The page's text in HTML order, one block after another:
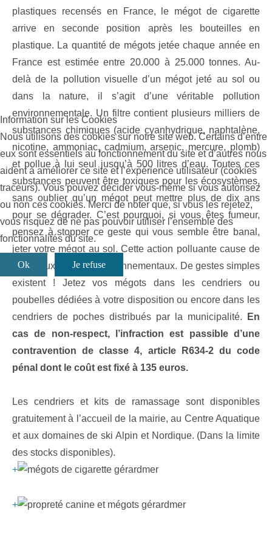
plastiques recensés en France, le mégot de cigarette
arrive en seconde position après les bouteilles en
plastique. La quantité de mégots jetée chaque année en
France est estimée entre 20.000 à 25.000 tonnes. Au-
delà de la pollution visuelle d’un mégot jeté au sol ou
dans la nature, il s’agit d’une véritable pollution
environnementale. Un filtre contient plusieurs milliers de
substances chimiques (acide cyanhydrique, naphtalène,
nicotine, ammoniac, cadmium, arsenic, mercure, plomb)
et pollue à lui seul jusqu’à 500 litres d’eau. Toutes ces
substances peuvent être toxiques pour les écosystèmes,
sans oublier qu’un mégot peut mettre plus de dix ans
pour se dégrader. C’est pourquoi, si vous êtes fumeur,
pensez à stopper ce geste qui vous semble être banal,
jeter votre mégot au sol. Cette action polluante cause de
nombreux troubles environnementaux. De gestes simples
existent ! Jetez vos mégots dans les cendriers ou
poubelles dédiées à votre disposition ou encore dans les
cendriers de poches distribués par la municipalité.
En
cas de non-respect, l’infraction est passible d’une
contravention de classe 4, article R634-2 du code
pénal dont le coût est fixé à 135 euros.
Les cendriers et kits de ramassage sont disponibles
gratuitement à l’accueil de la mairie, au Centre Aquatique
et aux domaines de ski Alpin et Nordique. (Dans la limite
des stocks disponibles).
+
+
Information sur les Cookies
Nous utilisons des cookies sur notre site web. Certains d’entre
eux sont essentiels au fonctionnement du site et d’autres nous
aident à améliorer ce site et l’expérience utilisateur (cookies
traceurs). Vous pouvez décider vous-même si vous autorisez
ou non ces cookies. Merci de noter que, si vous les rejetez,
vous risquez de ne pas pouvoir utiliser l’ensemble des
fonctionnalités du site.
Ok Je refuse